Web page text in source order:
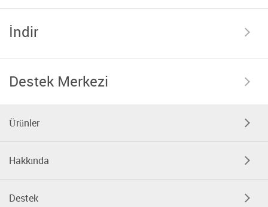
İndir
Destek Merkezi
Ürünler
Hakkında
Destek